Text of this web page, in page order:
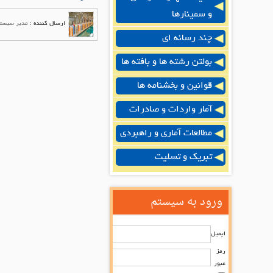
و سمینارها
چند رسانه ای
بولتن رشته ها و بافته ها
قوانین و بخشنامه ها
آمار واردات و صادرات
مطالعات آماری و راهبردی
تبریک و تسلیت
ورود به سیستم
ایمیل
رمز
عبور
ارسال کننده : مدیر